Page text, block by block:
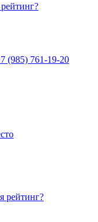
(985) 761-19-20
рейтинг?